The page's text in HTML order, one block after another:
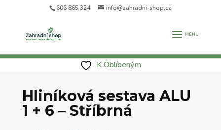
606 865 324 info@zahradni-shop.cz
K Oblíbeným
Hliníková sestava ALU
1 + 6 – Stříbrná